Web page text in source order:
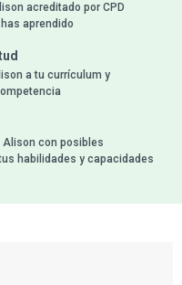
acreditado por CPD
aprendido
a tu currículum y
con posibles
habilidades y capacidades